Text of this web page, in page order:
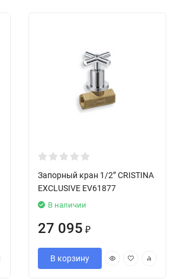
Запорный кран 1/2” CRISTINA
EXCLUSIVE EV61877
В наличии
27 095 ₽
В корзину